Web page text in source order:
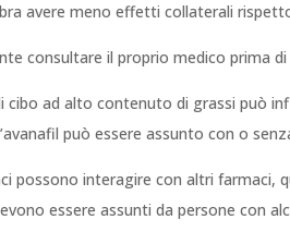
avere meno effetti collaterali
consultare il proprio medico prima
cibo ad alto contenuto di grassi può
può essere assunto con o
possono interagire con altri farmaci,
essere assunti da persone con